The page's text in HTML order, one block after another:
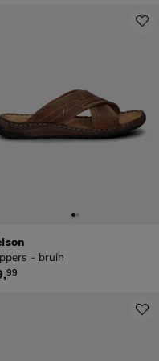
- bruin
,99